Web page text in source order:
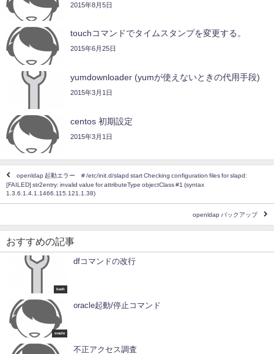
2015年8月5日
touchコマンドでタイムスタンプを変更する。
2015年6月25日
yumdownloader (yumが使えないときの代用手段)
2015年3月1日
centos 初期設定
2015年3月1日
openldap 起動エラー # /etc/init.d/slapd start Checking configuration files for slapd:
[FAILED] str2entry: invalid value for attributeType objectClass #1 (syntax
1.3.6.1.4.1.1466.115.121.1.38)
openldap バックアップ
おすすめの記事
bash
dfコマンドの改行
oracle
oracle起動/停止コマンド
不正アクセス調査